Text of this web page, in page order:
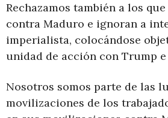
Rechazamos también a los
contra Maduro e ignoran a
imperialista, colocándose
unidad de acción con Trump
Nosotros somos parte de las
movilizaciones de los